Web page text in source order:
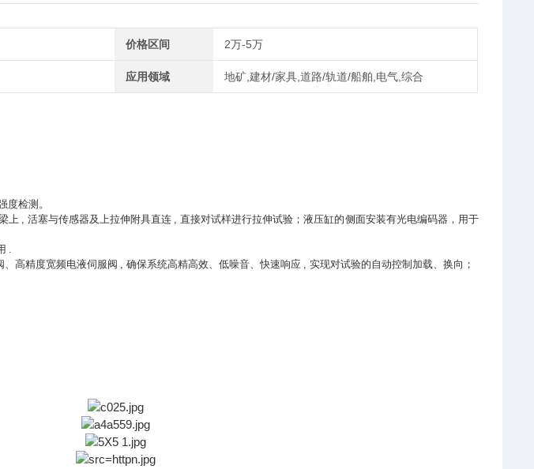
价格区间 2万-5万
应用领域 地矿,建材/家具,道路/轨道/船舶,电气,综合
度检测。
上 , 活塞与传感器及上拉伸附具直连 ,直接对试样进行拉伸试验；液压缸的侧面安装有光电编码器，用于
.
高精度宽频电液伺服阀 ,确保系统高精高效、低噪音、快速响应 ,实现对试验的自动控制加载、换向；